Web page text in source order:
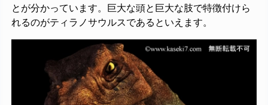
とが分かっています。巨大な頭と巨大な肢で特徴付けら
れるのがティラノサウルスであるといえます。